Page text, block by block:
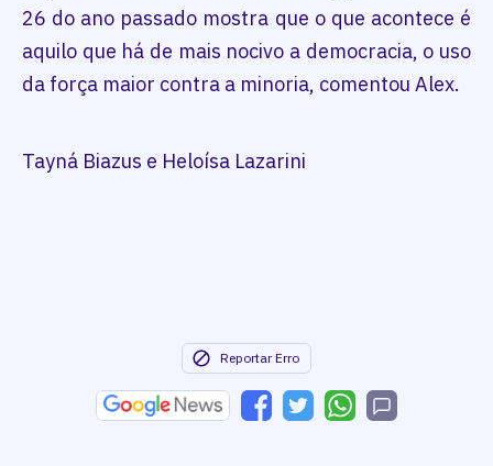
26 do ano passado mostra que o que acontece é
aquilo que há de mais nocivo a democracia, o uso
da força maior contra a minoria, comentou Alex.
Tayná Biazus e Heloísa Lazarini
Reportar Erro